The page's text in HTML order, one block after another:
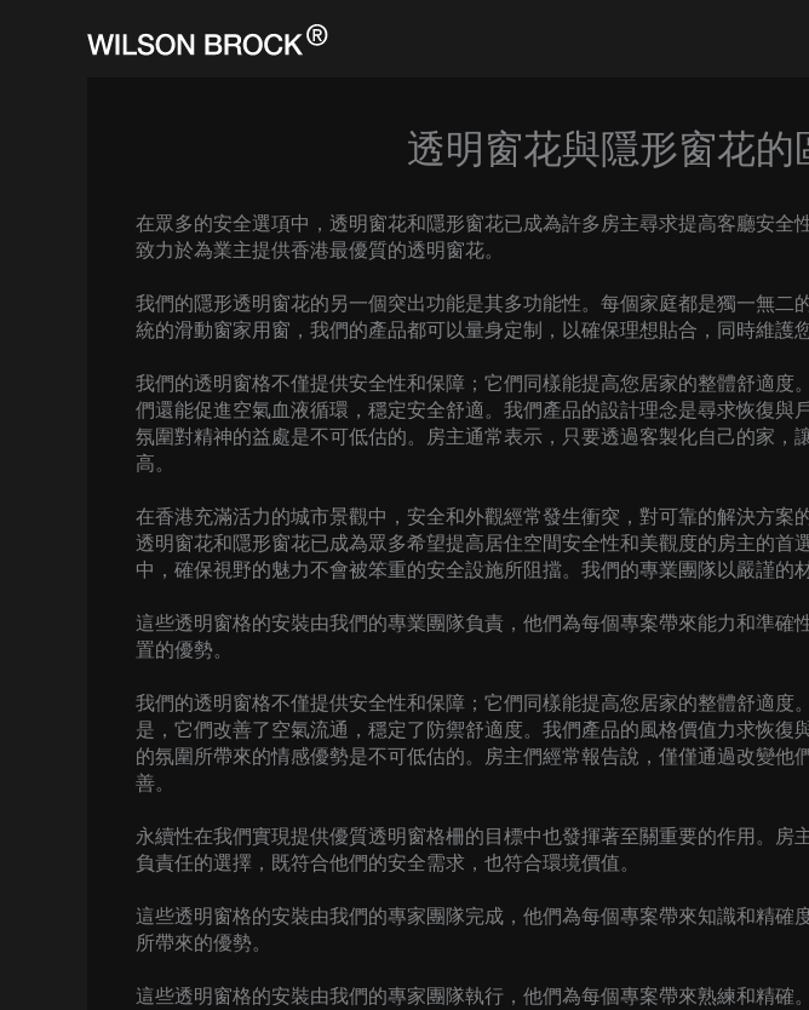
透明窗花與隱形窗花的
在眾多的安全選項中，透明窗花和隱形窗花已成為許多房主尋求提高客廳安
致力於為業主提供香港最優質的透明窗花。
我們的隱形透明窗花的另一個突出功能是其多功能性。每個家庭都是獨一無
統的滑動窗家用窗，我們的產品都可以量身定制，以確保理想貼合，同時維護
我們的透明窗格不僅提供安全性和保障；它們同樣能提高您居家的整體舒適
們還能促進空氣血液循環，穩定安全舒適。我們產品的設計理念是尋求恢復
氛圍對精神的益處是不可低估的。房主通常表示，只要透過客製化自己的家
高。
在香港充滿活力的城市景觀中，安全和外觀經常發生衝突，對可靠的解決方
透明窗花和隱形窗花已成為眾多希望提高居住空間安全性和美觀度的房主的
中，確保視野的魅力不會被笨重的安全設施所阻擋。我們的專業團隊以嚴謹的
這些透明窗格的安裝由我們的專業團隊負責，他們為每個專案帶來能力和準
置的優勢。
我們的透明窗格不僅提供安全性和保障；它們同樣能提高您居家的整體舒適
是，它們改善了空氣流通，穩定了防禦舒適度。我們產品的風格價值力求恢
的氛圍所帶來的情感優勢是不可低估的。房主們經常報告說，僅僅通過改變
善。
永續性在我們實現提供優質透明窗格柵的目標中也發揮著至關重要的作用。
負責任的選擇，既符合他們的安全需求，也符合環境價值。
這些透明窗格的安裝由我們的專家團隊完成，他們為每個專案帶來知識和精
所帶來的優勢。
這些透明窗格的安裝由我們的專家團隊執行，他們為每個專案帶來熟練和精